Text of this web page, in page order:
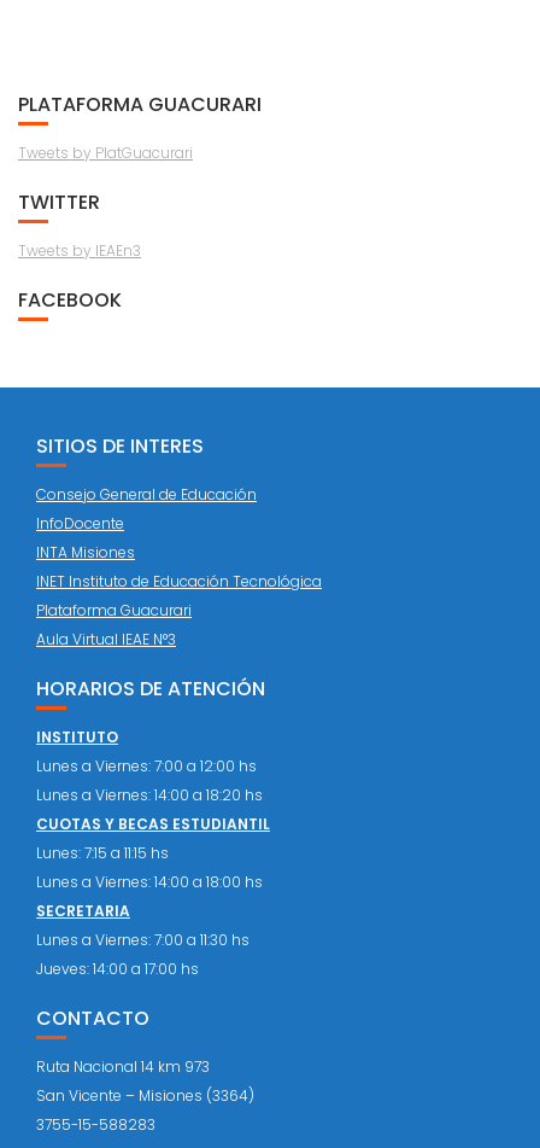
PLATAFORMA GUACURARI
Tweets by PlatGuacurari
TWITTER
Tweets by IEAEn3
FACEBOOK
SITIOS DE INTERES
Consejo General de Educación
InfoDocente
INTA Misiones
INET Instituto de Educación Tecnológica
Plataforma Guacurari
Aula Virtual IEAE N°3
HORARIOS DE ATENCIÓN
INSTITUTO
Lunes a Viernes: 7:00 a 12:00 hs
Lunes a Viernes: 14:00 a 18:20 hs
CUOTAS Y BECAS ESTUDIANTIL
Lunes: 7:15 a 11:15 hs
Lunes a Viernes: 14:00 a 18:00 hs
SECRETARIA
Lunes a Viernes: 7:00 a 11:30 hs
Jueves: 14:00 a 17:00 hs
CONTACTO
Ruta Nacional 14 km 973
San Vicente – Misiones (3364)
3755-15-588283